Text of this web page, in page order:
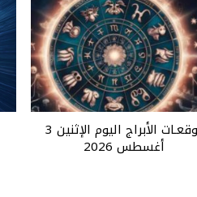
توقعـات الأبراج اليوم الإثنين 3
أغسطس 2026